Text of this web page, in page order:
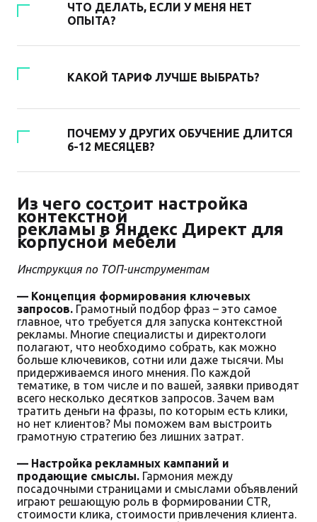
ЧТО ДЕЛАТЬ, ЕСЛИ У МЕНЯ НЕТ
ОПЫТА?
КАКОЙ ТАРИФ ЛУЧШЕ ВЫБРАТЬ?
ПОЧЕМУ У ДРУГИХ ОБУЧЕНИЕ ДЛИТСЯ
6-12 МЕСЯЦЕВ?
Из чего состоит настройка
контекстной
рекламы в Яндекс Директ для
корпусной мебели
Инструкция по ТОП-инструментам
— Концепция формирования ключевых
запросов. Грамотный подбор фраз – это самое
главное, что требуется для запуска контекстной
рекламы. Многие специалисты и директологи
полагают, что необходимо собрать, как можно
больше ключевиков, сотни или даже тысячи. Мы
придерживаемся иного мнения. По каждой
тематике, в том числе и по вашей, заявки приводят
всего несколько десятков запросов. Зачем вам
тратить деньги на фразы, по которым есть клики,
но нет клиентов? Мы поможем вам выстроить
грамотную стратегию без лишних затрат.
— Настройка рекламных кампаний и
продающие смыслы. Гармония между
посадочными страницами и смыслами объявлений
играют решающую роль в формировании CTR,
стоимости клика, стоимости привлечения клиента.